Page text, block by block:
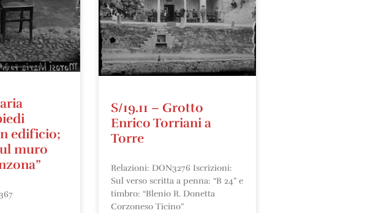
edificio;
muro
S/19.11 – Grotto
Enrico Torriani a
Torre
Relazioni: DON3276 Iscrizioni:
Sul verso scritta a penna: “B 24” e
timbro: “Blenio R. Donetta
Corzoneso Ticino”